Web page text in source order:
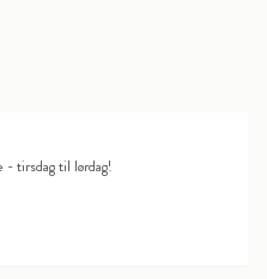
tirsdag til lørdag!